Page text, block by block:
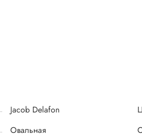
Jacob Delafon
Овальная